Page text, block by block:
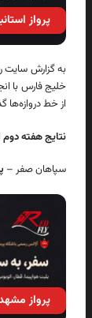
پرواز استانبول از
به گزارش سایت
از خط
نتایج هفته دوم
سپاهان صفر –
پرواز مشهد از